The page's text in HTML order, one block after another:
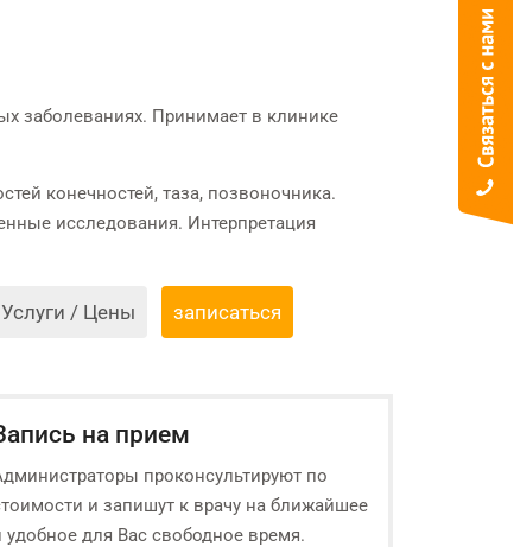
заболеваниях. Принимает в клинике
конечностей, таза, позвоночника.
исследования. Интерпретация
Услуги / Цены записаться
на прием
проконсультируют по
и запишут к врачу на ближайшее
удобное для Вас свободное время.